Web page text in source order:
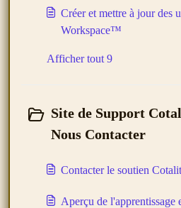
Créer et mettre à jour des
Workspace™
Afficher tout 9
Site de Support
Nous Contacter
Contacter le soutien
Aperçu de l'apprentissage